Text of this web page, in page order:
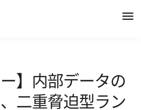
ー】内部データの
二重脅迫型ラン